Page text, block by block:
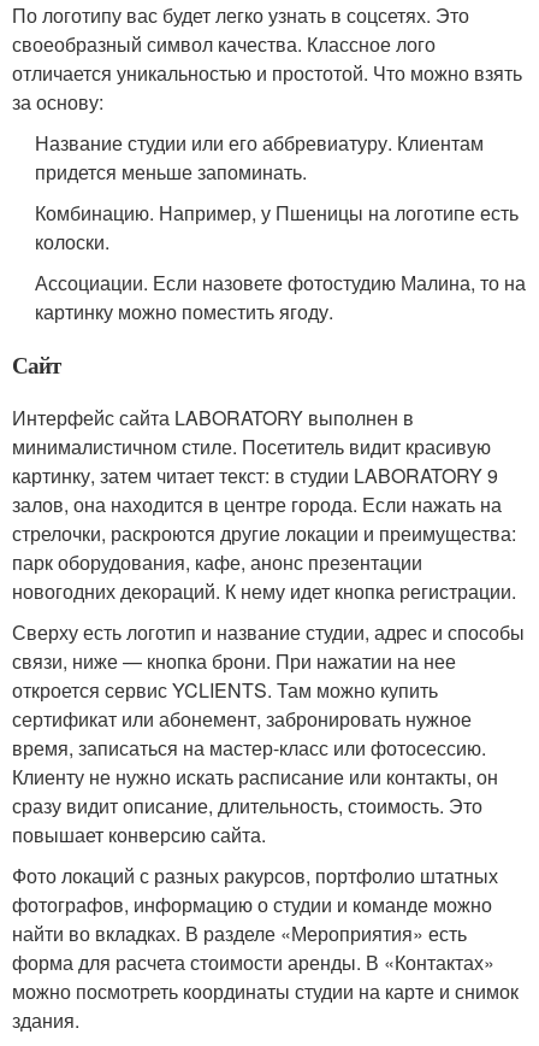
По логотипу вас будет легко узнать в соцсетях. Это
своеобразный символ качества. Классное лого
отличается уникальностью и простотой. Что можно взять
за основу:
Название студии или его аббревиатуру. Клиентам
придется меньше запоминать.
Комбинацию. Например, у Пшеницы на логотипе есть
колоски.
Ассоциации. Если назовете фотостудию Малина, то на
картинку можно поместить ягоду.
Сайт
Интерфейс сайта LABORATORY выполнен в
минималистичном стиле. Посетитель видит красивую
картинку, затем читает текст: в студии LABORATORY 9
залов, она находится в центре города. Если нажать на
стрелочки, раскроются другие локации и преимущества:
парк оборудования, кафе, анонс презентации
новогодних декораций. К нему идет кнопка регистрации.
Сверху есть логотип и название студии, адрес и способы
связи, ниже — кнопка брони. При нажатии на нее
откроется сервис YCLIENTS. Там можно купить
сертификат или абонемент, забронировать нужное
время, записаться на мастер-класс или фотосессию.
Клиенту не нужно искать расписание или контакты, он
сразу видит описание, длительность, стоимость. Это
повышает конверсию сайта.
Фото локаций с разных ракурсов, портфолио штатных
фотографов, информацию о студии и команде можно
найти во вкладках. В разделе «Мероприятия» есть
форма для расчета стоимости аренды. В «Контактах»
можно посмотреть координаты студии на карте и снимок
здания.